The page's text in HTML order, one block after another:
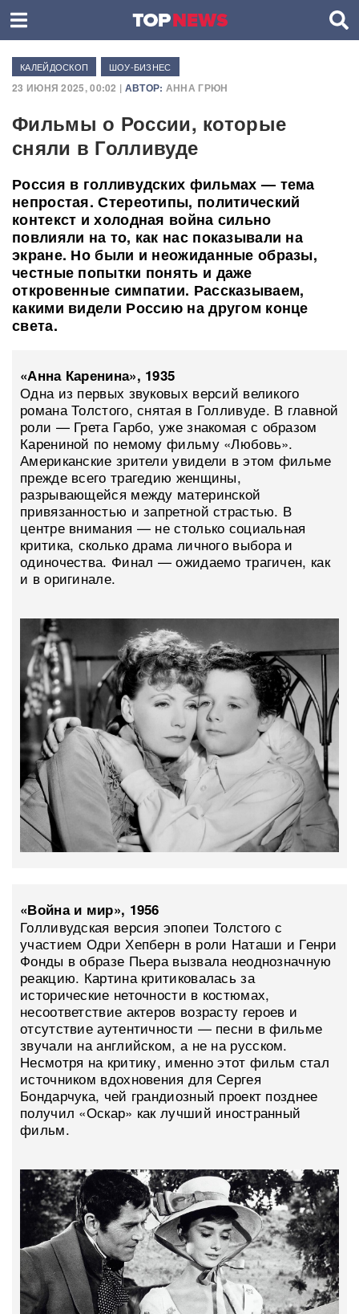
КАЛЕЙДОСКОП ШОУ-БИЗНЕС
23 ИЮНЯ 2025, 00:02 | АВТОР: АННА ГРЮН
Фильмы о России, которые
сняли в Голливуде
Россия в голливудских фильмах — тема
непростая. Стереотипы, политический
контекст и холодная война сильно
повлияли на то, как нас показывали на
экране. Но были и неожиданные образы,
честные попытки понять и даже
откровенные симпатии. Рассказываем,
какими видели Россию на другом конце
света.
«Анна Каренина», 1935
Одна из первых звуковых версий великого
романа Толстого, снятая в Голливуде. В главной
роли — Грета Гарбо, уже знакомая с образом
Карениной по немому фильму «Любовь».
Американские зрители увидели в этом фильме
прежде всего трагедию женщины,
разрывающейся между материнской
привязанностью и запретной страстью. В
центре внимания — не столько социальная
критика, сколько драма личного выбора и
одиночества. Финал — ожидаемо трагичен, как
и в оригинале.
«Война и мир», 1956
Голливудская версия эпопеи Толстого с
участием Одри Хепберн в роли Наташи и Генри
Фонды в образе Пьера вызвала неоднозначную
реакцию. Картина критиковалась за
исторические неточности в костюмах,
несоответствие актеров возрасту героев и
отсутствие аутентичности — песни в фильме
звучали на английском, а не на русском.
Несмотря на критику, именно этот фильм стал
источником вдохновения для Сергея
Бондарчука, чей грандиозный проект позднее
получил «Оскар» как лучший иностранный
фильм.